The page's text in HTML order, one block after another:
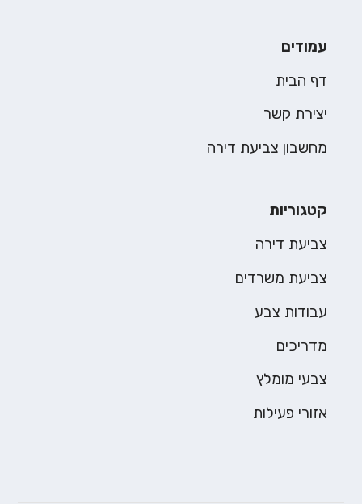
עמודים
דף הבית
יצירת קשר
מחשבון צביעת דירה
קטגוריות
צביעת דירה
צביעת משרדים
עבודות צבע
מדריכים
צבעי מומלץ
אזורי פעילות